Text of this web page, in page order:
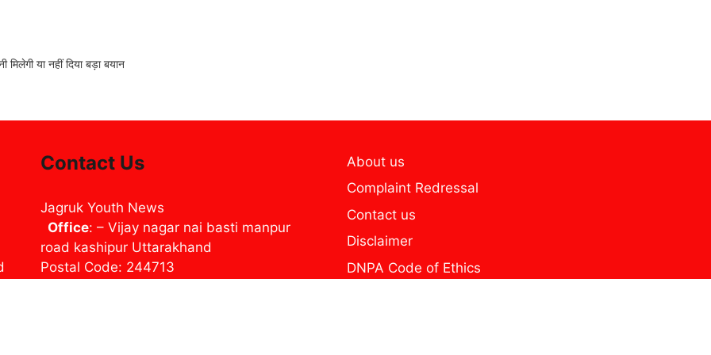
या नहीं दिया बड़ा बयान
Contact Us
Jagruk Youth News
Office: – Vijay nagar nai basti manpur
road kashipur Uttarakhand
Postal Code: 244713
About us
Complaint Redressal
Contact us
Disclaimer
DNPA Code of Ethics